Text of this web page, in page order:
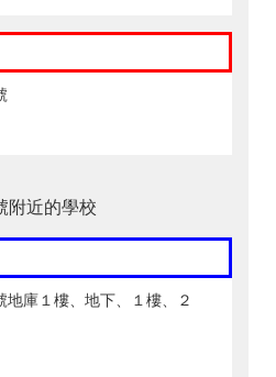
附近的學校
庫１樓、地下、１樓、２